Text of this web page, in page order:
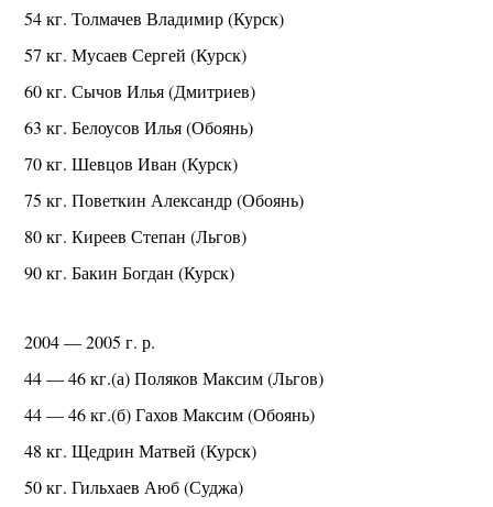
54 кг. Толмачев Владимир (Курск)
57 кг. Мусаев Сергей (Курск)
60 кг. Сычов Илья (Дмитриев)
63 кг. Белоусов Илья (Обоянь)
70 кг. Шевцов Иван (Курск)
75 кг. Поветкин Александр (Обоянь)
80 кг. Киреев Степан (Льгов)
90 кг. Бакин Богдан (Курск)
2004 — 2005 г. р.
44 — 46 кг.(а) Поляков Максим (Льгов)
44 — 46 кг.(б) Гахов Максим (Обоянь)
48 кг. Щедрин Матвей (Курск)
50 кг. Гильхаев Аюб (Суджа)